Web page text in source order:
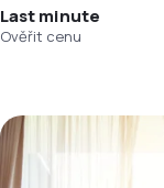
Last minute
Ověřit cenu